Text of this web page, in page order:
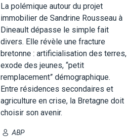
La polémique autour du projet
immobilier de Sandrine Rousseau à
Dineault dépasse le simple fait
divers. Elle révèle une fracture
bretonne : artificialisation des terres,
exode des jeunes, “petit
remplacement” démographique.
Entre résidences secondaires et
agriculture en crise, la Bretagne doit
choisir son avenir.
ABP